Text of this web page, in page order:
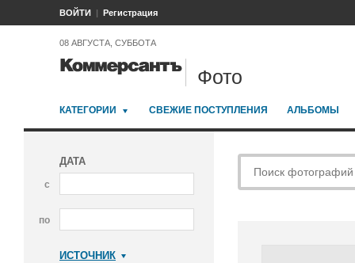
ВОЙТИ Регистрация
08 АВГУСТА, СУББОТА
Фото
КАТЕГОРИИ СВЕЖИЕ ПОСТУПЛЕНИЯ АЛЬБОМЫ
ДАТА
с
по
ИСТОЧНИК